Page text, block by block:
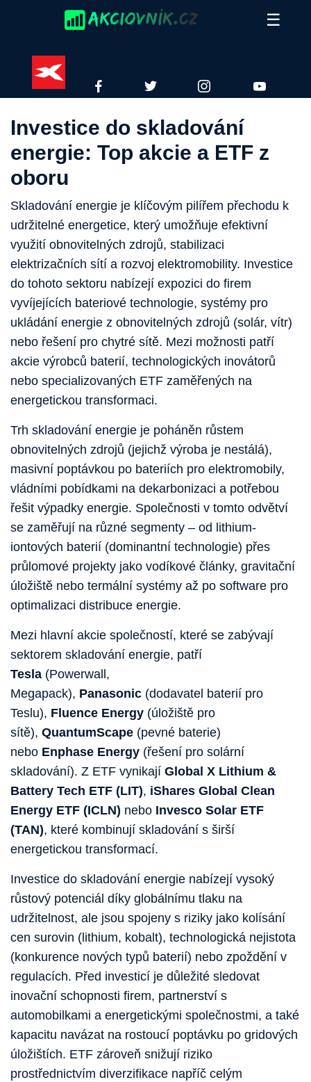
☰
Investice do skladování
energie: Top akcie a ETF z
oboru
Skladování energie je klíčovým pilířem přechodu k
udržitelné energetice, který umožňuje efektivní
využití obnovitelných zdrojů, stabilizaci
elektrizačních sítí a rozvoj elektromobility. Investice
do tohoto sektoru nabízejí expozici do firem
vyvíjejících bateriové technologie, systémy pro
ukládání energie z obnovitelných zdrojů (solár, vítr)
nebo řešení pro chytré sítě. Mezi možnosti patří
akcie výrobců baterií, technologických inovátorů
nebo specializovaných ETF zaměřených na
energetickou transformaci.
Trh skladování energie je poháněn růstem
obnovitelných zdrojů (jejichž výroba je nestálá),
masivní poptávkou po bateriích pro elektromobily,
vládními pobídkami na dekarbonizaci a potřebou
řešit výpadky energie. Společnosti v tomto odvětví
se zaměřují na různé segmenty – od lithium-
iontových baterií (dominantní technologie) přes
průlomové projekty jako vodíkové články, gravitační
úložiště nebo termální systémy až po software pro
optimalizaci distribuce energie.
Mezi hlavní akcie společností, které se zabývají
sektorem skladování energie, patří
Tesla (Powerwall,
Megapack), Panasonic (dodavatel baterií pro
Teslu), Fluence Energy (úložiště pro
sítě), QuantumScape (pevné baterie)
nebo Enphase Energy (řešení pro solární
skladování). Z ETF vynikají Global X Lithium &
Battery Tech ETF (LIT), iShares Global Clean
Energy ETF (ICLN) nebo Invesco Solar ETF
(TAN), které kombinují skladování s širší
energetickou transformací.
Investice do skladování energie nabízejí vysoký
růstový potenciál díky globálnímu tlaku na
udržitelnost, ale jsou spojeny s riziky jako kolísání
cen surovin (lithium, kobalt), technologická nejistota
(konkurence nových typů baterií) nebo zpoždění v
regulacích. Před investicí je důležité sledovat
inovační schopnosti firem, partnerství s
automobilkami a energetickými společnostmi, a také
kapacitu navázat na rostoucí poptávku po gridových
úložištích. ETF zároveň snižují riziko
prostřednictvím diverzifikace napříč celým